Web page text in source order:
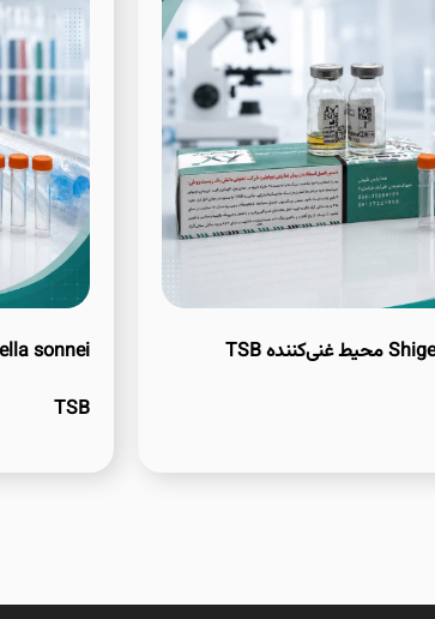
Shigella Dysentery محیط غنی‌کننده TSB
TSB